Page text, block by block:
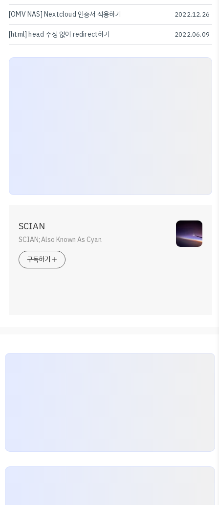
[OMV NAS] Nextcloud 인증서 적용하기 2022.12.26
[html] head 수정 없이 redirect하기 2022.06.09
SCIAN
SCIAN; Also Known As Cyan.
구독하기